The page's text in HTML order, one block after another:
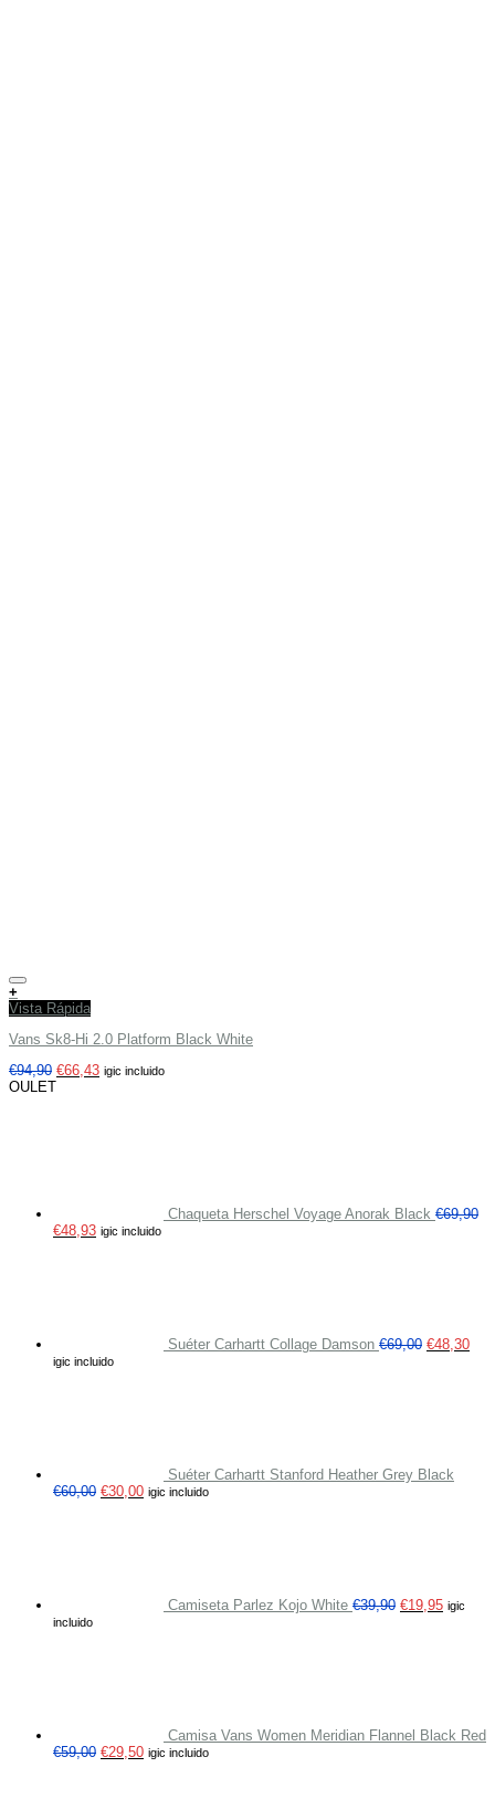
+
Vista Rápida
Vans Sk8-Hi 2.0 Platform Black White
€94,90 €66,43 igic incluido
OULET
Chaqueta Herschel Voyage Anorak Black €69,90
€48,93 igic incluido
Suéter Carhartt Collage Damson €69,00 €48,30
igic incluido
Suéter Carhartt Stanford Heather Grey Black
€60,00 €30,00 igic incluido
Camiseta Parlez Kojo White €39,90 €19,95 igic
incluido
Camisa Vans Women Meridian Flannel Black Red
€59,00 €29,50 igic incluido